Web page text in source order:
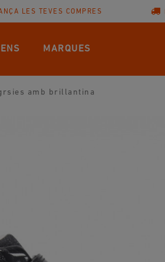
LES TEVES COMPRES
MARQUES
amb brillantina